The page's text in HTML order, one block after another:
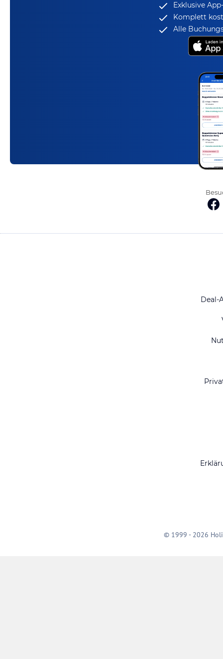
Exklusive
Komplett
Alle
Deal-
© 1999 - 2026